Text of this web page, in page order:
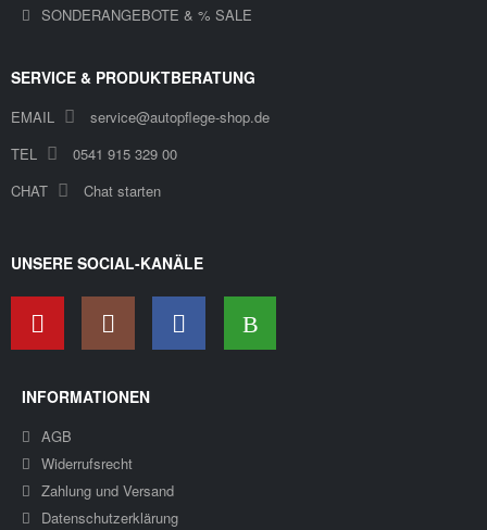
SONDERANGEBOTE & % SALE
SERVICE & PRODUKTBERATUNG
EMAIL
service@autopflege-shop.de
TEL
0541 915 329 00
CHAT
Chat starten
UNSERE SOCIAL-KANÄLE
INFORMATIONEN
AGB
Widerrufsrecht
Zahlung und Versand
Datenschutzerklärung